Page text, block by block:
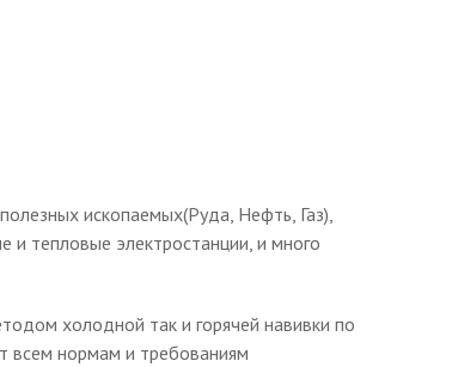
ископаемых(Руда, Нефть, Газ),
и тепловые электростанции, и много
холодной так и горячей навивки по
всем нормам и требованиям